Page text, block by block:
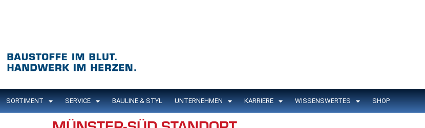
SORTIMENT SERVICE BAULINE & STYL UNTERNEHMEN KARRIERE WISSENSWERTES SHOP